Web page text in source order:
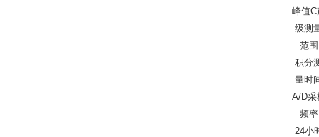
峰值C
级测
范围
积分
量时
A/D采
频率
24小